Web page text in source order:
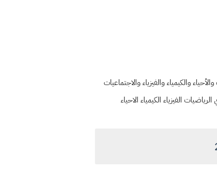
والأحياء والكيمياء والفيزياء والاجتماعيات
الفيزياء الكيمياء الاحياء